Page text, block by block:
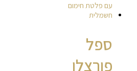
ספל
פורצלן